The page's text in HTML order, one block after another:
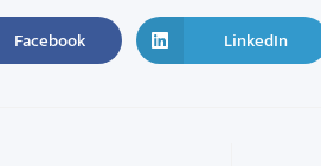
Facebook LinkedIn